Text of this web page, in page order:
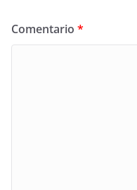
Comentario *